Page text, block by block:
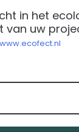
in het
van uw
www.ecofect.nl